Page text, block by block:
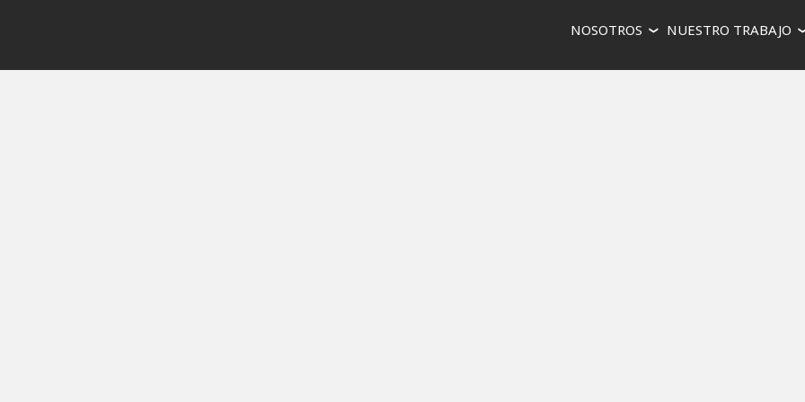
y el Caribe
el hambre, la pobreza y promover la paz y la justicia. NOSOTROS NUESTRO TRABAJO